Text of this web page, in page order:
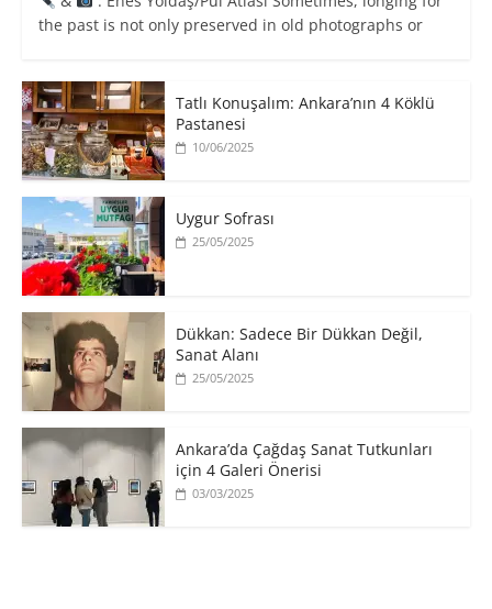
the past is not only preserved in old photographs or
Tatlı Konuşalım: Ankara’nın 4 Köklü
Pastanesi
10/06/2025
Uygur Sofrası
25/05/2025
​Dükkan: Sadece Bir Dükkan Değil,
Sanat Alanı
25/05/2025
Ankara’da Çağdaş Sanat Tutkunları
için 4 Galeri Önerisi
03/03/2025